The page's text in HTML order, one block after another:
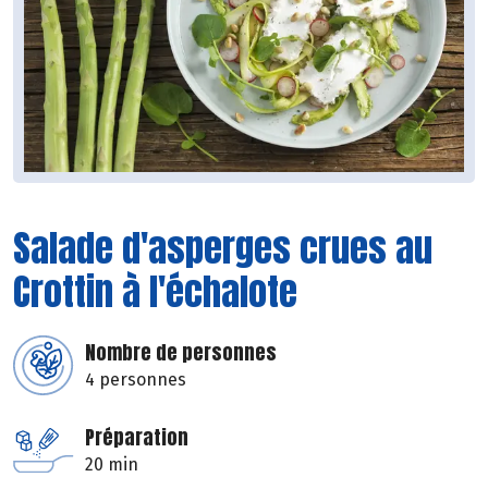
Salade d'asperges crues au
Crottin à l'échalote
Nombre de personnes
4 personnes
Préparation
20 min